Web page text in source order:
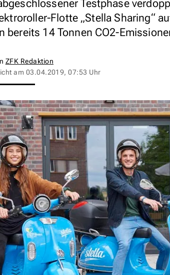
Testphase
Flotte „Stella Sharing“
bereits 14 Tonnen CO2-
ZFK Redaktion
am 03.04.2019, 07:53 Uhr